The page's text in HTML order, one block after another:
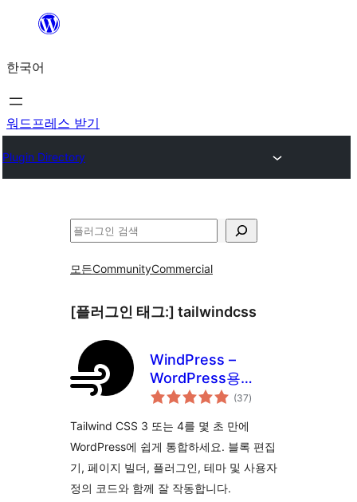
츠
로
바
가
한국어
워드프레스 받기
Plugin Directory
검
모든CommunityCommercial
[플러그인 태그:] tailwindcss
WindPress –
WordPress용
Tailwind CSS 통합
(37전
체)
Tailwind CSS 3 또는 4를 몇 초 만에
WordPress에 쉽게 통합하세요. 블록 편집
기, 페이지 빌더, 플러그인, 테마 및 사용자
정의 코드와 함께 잘 작동합니다.